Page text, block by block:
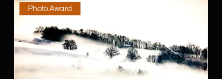
Photo Award